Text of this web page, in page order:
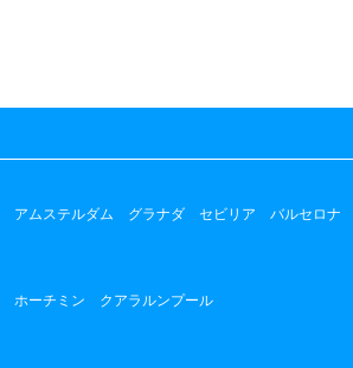
アムステルダム グラナダ セビリア
バルセロナ
ホーチミン クアラルンプール